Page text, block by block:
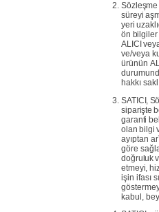
Sözleşme
süreyi
yeri
ön bilgiler
ALICI
ve/veya
ürünün
hakkı
SATICI,
siparişte
garanti
olan bilgi
ayıptan
göre
doğruluk
etmeyi,
işin ifası
kabul,